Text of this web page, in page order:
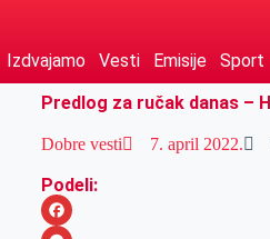
Izdvajamo Vesti Emisije Sport
Predlog za ručak danas –
Dobre vesti 7. april 2022.
Podeli: